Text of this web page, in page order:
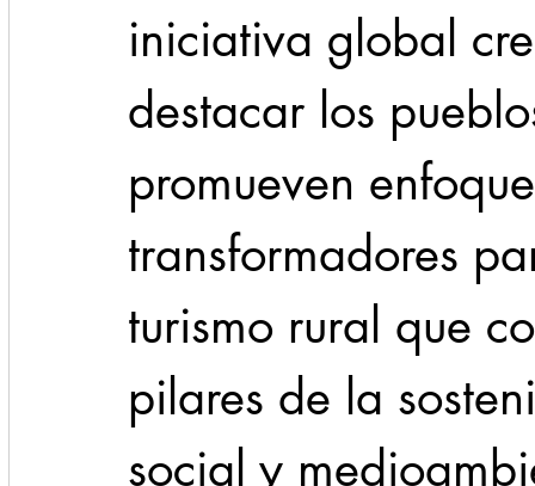
iniciativa global
destacar los
promueven
transformadores
turismo rural que
pilares de la
social y